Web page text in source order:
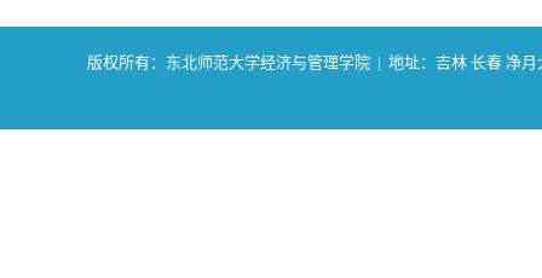
版权所有：东北师范大学经济与管理学院 | 地址：吉林 长春